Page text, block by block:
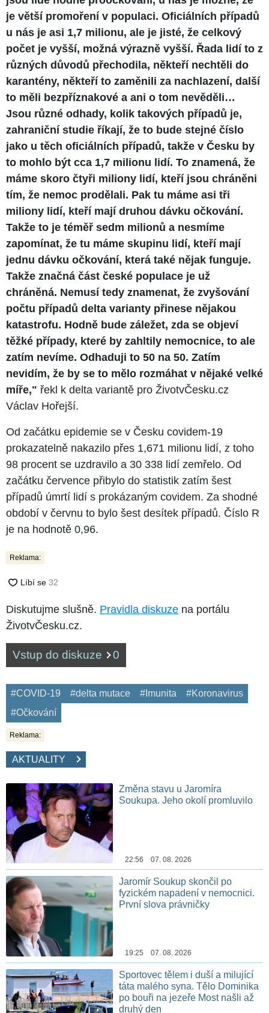
je větší promoření v populaci. Oficiálních případů
u nás je asi 1,7 milionu, ale je jisté, že celkový
počet je vyšší, možná výrazně vyšší. Řada lidí to z
různých důvodů přechodila, někteří nechtěli do
karantény, někteří to zaměnili za nachlazení, další
to měli bezpříznakové a ani o tom nevěděli…
Jsou různé odhady, kolik takových případů je,
zahraniční studie říkají, že to bude stejné číslo
jako u těch oficiálních případů, takže v Česku by
to mohlo být cca 1,7 milionu lidí. To znamená, že
máme skoro čtyři miliony lidí, kteří jsou chráněni
tím, že nemoc prodělali. Pak tu máme asi tři
miliony lidí, kteří mají druhou dávku očkování.
Takže to je téměř sedm milionů a nesmíme
zapomínat, že tu máme skupinu lidí, kteří mají
jednu dávku očkování, která také nějak funguje.
Takže značná část české populace je už
chráněná. Nemusí tedy znamenat, že zvyšování
počtu případů delta varianty přinese nějakou
katastrofu. Hodně bude záležet, zda se objeví
těžké případy, které by zahltily nemocnice, to ale
zatím nevíme. Odhaduji to 50 na 50. Zatím
nevidím, že by se to mělo rozmáhat v nějaké velké
míře," řekl k delta variantě pro ŽivotvČesku.cz
Václav Hořejší.
Od začátku epidemie se v Česku covidem-19
prokazatelně nakazilo přes 1,671 milionu lidí, z toho
98 procent se uzdravilo a 30 338 lidí zemřelo. Od
začátku července přibylo do statistik zatím šest
případů úmrtí lidí s prokázaným covidem. Za shodné
období v červnu to bylo šest desítek případů. Číslo R
je na hodnotě 0,96.
Reklama:
Diskutujme slušně. Pravidla diskuze na portálu
ŽivotvČesku.cz.
Vstup do diskuze 0
#COVID-19 #delta mutace #Imunita
#Koronavirus
#Očkování
Reklama:
AKTUALITY
Změna stavu u Jaromíra
Soukupa. Jeho okolí promluvilo
22:56 07. 08. 2026
Jaromír Soukup skončil po
fyzickém napadení v nemocnici.
První slova právničky
19:25 07. 08. 2026
Sportovec tělem i duší a milující
táta malého syna. Tělo Dominika
po bouři na jezeře Most našli až
druhý den